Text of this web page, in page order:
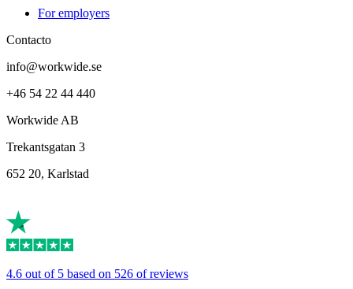
For employers
Contacto
info@workwide.se
+46 54 22 44 440
Workwide AB
Trekantsgatan 3
652 20, Karlstad
4.6 out of 5 based on 526 of reviews